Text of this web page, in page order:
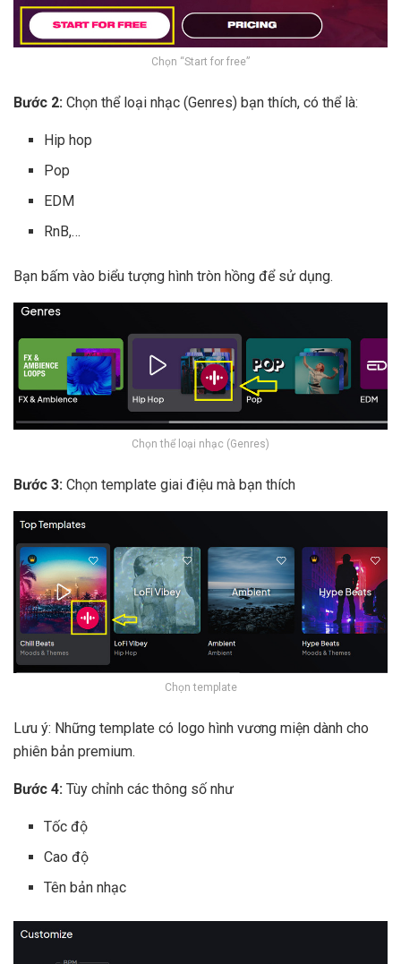
Chọn “Start for free”
Bước 2: Chọn thể loại nhạc (Genres) bạn thích, có thể là:
Hip hop
Pop
EDM
RnB,…
Bạn bấm vào biểu tượng hình tròn hồng để sử dụng.
Chọn thể loại nhạc (Genres)
Bước 3: Chọn template giai điệu mà bạn thích
Chọn template
Lưu ý: Những template có logo hình vương miện dành cho
phiên bản premium.
Bước 4: Tùy chỉnh các thông số như
Tốc độ
Cao độ
Tên bản nhạc